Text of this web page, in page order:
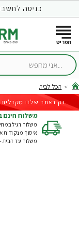
כניסה
...אני
home
הכל לבית
רק באתר שלנו מקבלים 5% הנחה על הקנייה הבאה |
משלוח חינם בקניה מעל 400
משלוח רגיל
איסוף מנקודות
משלוח עד הבית